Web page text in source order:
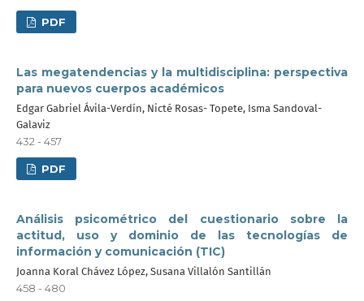
PDF
Las megatendencias y la multidisciplina: perspectiva
para nuevos cuerpos académicos
Edgar Gabriel Ávila-Verdín, Nicté Rosas- Topete, Isma Sandoval-
Galaviz
432 - 457
PDF
Análisis psicométrico del cuestionario sobre la
actitud, uso y dominio de las tecnologías de
información y comunicación (TIC)
Joanna Koral Chávez López, Susana Villalón Santillán
458 - 480